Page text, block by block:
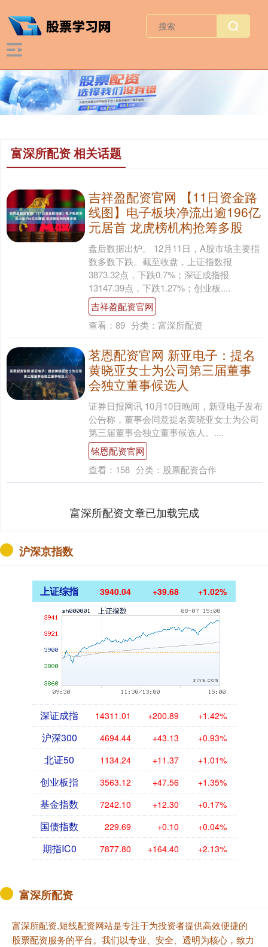
富深所配资 相关话题
吉祥盈配资官网 【11日资金路
线图】电子板块净流出逾196亿
元居首 龙虎榜机构抢筹多股
盘后数据出炉。 12月11日，A股市场主要指
数多数下跌。截至收盘，上证指数报
3873.32点，下跌0.7%；深证成指报
13147.39点，下跌1.27%；创业板....
吉祥盈配资官网
查看： 89 分类： 富深所配资
茗恩配资官网 新亚电子：提名
黄晓亚女士为公司第三届董事
会独立董事候选人
证券日报网讯 10月10日晚间，新亚电子发布
公告称，董事会同意提名黄晓亚女士为公司
第三届董事会独立董事候选人。....
铭恩配资官网
查看： 158 分类： 股票配资合作
富深所配资文章已加载完成
沪深京指数
上证综指 3940.04 +39.68 +1.02%
深证成指 14311.01 +200.89 +1.42%
沪深300 4694.44 +43.13 +0.93%
北证50 1134.24 +11.37 +1.01%
创业板指 3563.12 +47.56 +1.35%
基金指数 7242.10 +12.30 +0.17%
国债指数 229.69 +0.10 +0.04%
期指IC0 7877.80 +164.40 +2.13%
富深所配资
富深所配资,短线配资网站是专注于为投资者提供高效便捷的
股票配资服务的平台。我们以专业、安全、透明为核心，致力